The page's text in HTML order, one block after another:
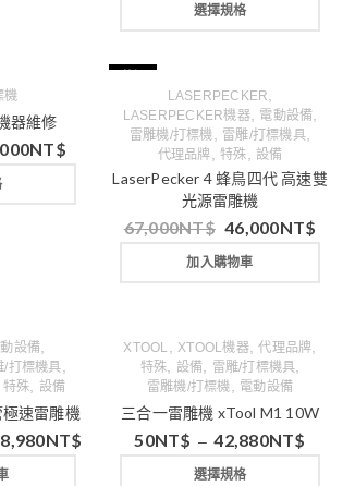
選擇規格
機
器維修
NT$
LASERPECKER
LASERPECKER機器, 電動設備
雷雕機/打標機 雷雕/打標機具,
代理品牌 ,特殊 設備
LaserPecker 4 蜂鳥四代 高速雙
光源雷雕機
67,000NT$ 46,000NT$
加入購物車
設備
/打標機具
特殊 設備
速雷雕機
NT$
XTOOL XTOOL機器,代理品牌
特殊 設備 雷雕/打標機具
雷雕機/打標機 電動設備
三合一雷雕機 xTool M1 10W
50NT$ – 42,880NT$
選擇規格